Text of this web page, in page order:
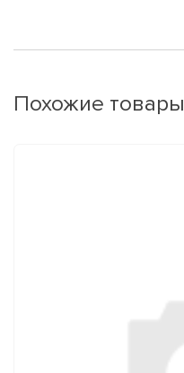
Похожие товары